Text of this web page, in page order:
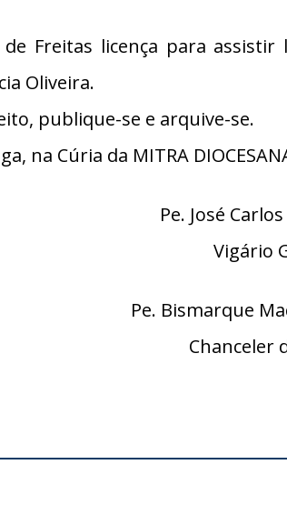
de Freitas licença para
Oliveira.
publique-se e arquive-se.
na Cúria da MITRA
Pe. José
Vigário
Pe. Bismarque
Chanceler